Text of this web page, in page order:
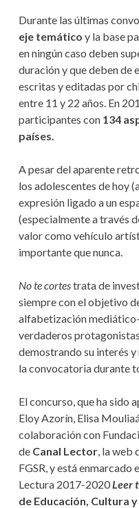
Durante las últimas
eje temático y la base
en ningún caso deben
duración y que deben de
escritas y editadas por
entre 11 y 22 años. En
participantes con 134
países.
A pesar del aparente
los adolescentes de hoy
expresión ligado a un
(especialmente a través
valor como vehículo
importante que nunca.
No te cortestrata de
siempre con el objetivo
alfabetización
verdaderos
demostrando su interés
la convocatoria durante
El concurso, que ha sido
Eloy Azorín, Elisa
colaboración con
de Canal Lector, la web
FGSR, y está enmarcado
Lectura 2017-2020Leer
de Educación, Cultura